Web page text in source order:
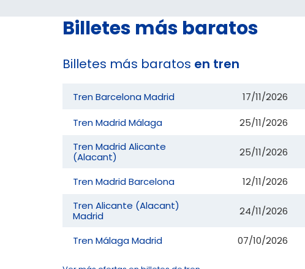
Billetes más baratos
Billetes más baratos en tren
Tren Barcelona Madrid 17/11/2026
Tren Madrid Málaga 25/11/2026
Tren Madrid Alicante
(Alacant)
25/11/2026
Tren Madrid Barcelona 12/11/2026
Tren Alicante (Alacant)
Madrid
24/11/2026
Tren Málaga Madrid 07/10/2026